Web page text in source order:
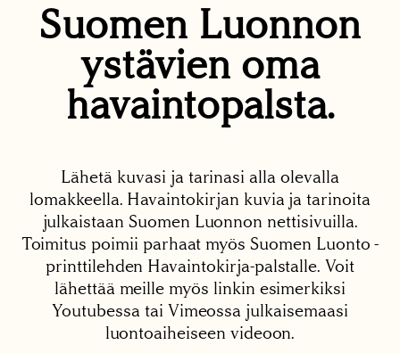
Suomen Luonnon
ystävien oma
havaintopalsta.
Lähetä kuvasi ja tarinasi alla olevalla
lomakkeella. Havaintokirjan kuvia ja tarinoita
julkaistaan Suomen Luonnon nettisivuilla.
Toimitus poimii parhaat myös Suomen Luonto -
printtilehden Havaintokirja-palstalle. Voit
lähettää meille myös linkin esimerkiksi
Youtubessa tai Vimeossa julkaisemaasi
luontoaiheiseen videoon.